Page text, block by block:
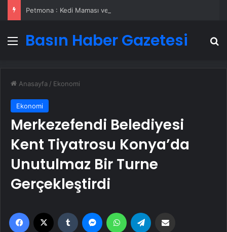
Menü
Basın Haber Gazetesi
Anasayfa / Ekonomi
Ekonomi
Merkezefendi Belediyesi
Kent Tiyatrosu Konya’da
Unutulmaz Bir Turne
Gerçekleştirdi
Facebook Tumblr MessengerWhatsApp